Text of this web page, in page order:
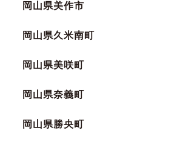
岡山県美作市
岡山県久米南町
岡山県美咲町
岡山県奈義町
岡山県勝央町